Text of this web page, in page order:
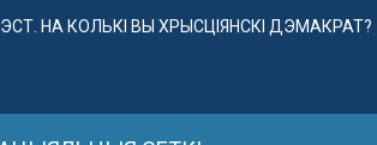
НА КОЛЬКІ ВЫ ХРЫСЦІЯНСКІ ДЭМАКРАТ?